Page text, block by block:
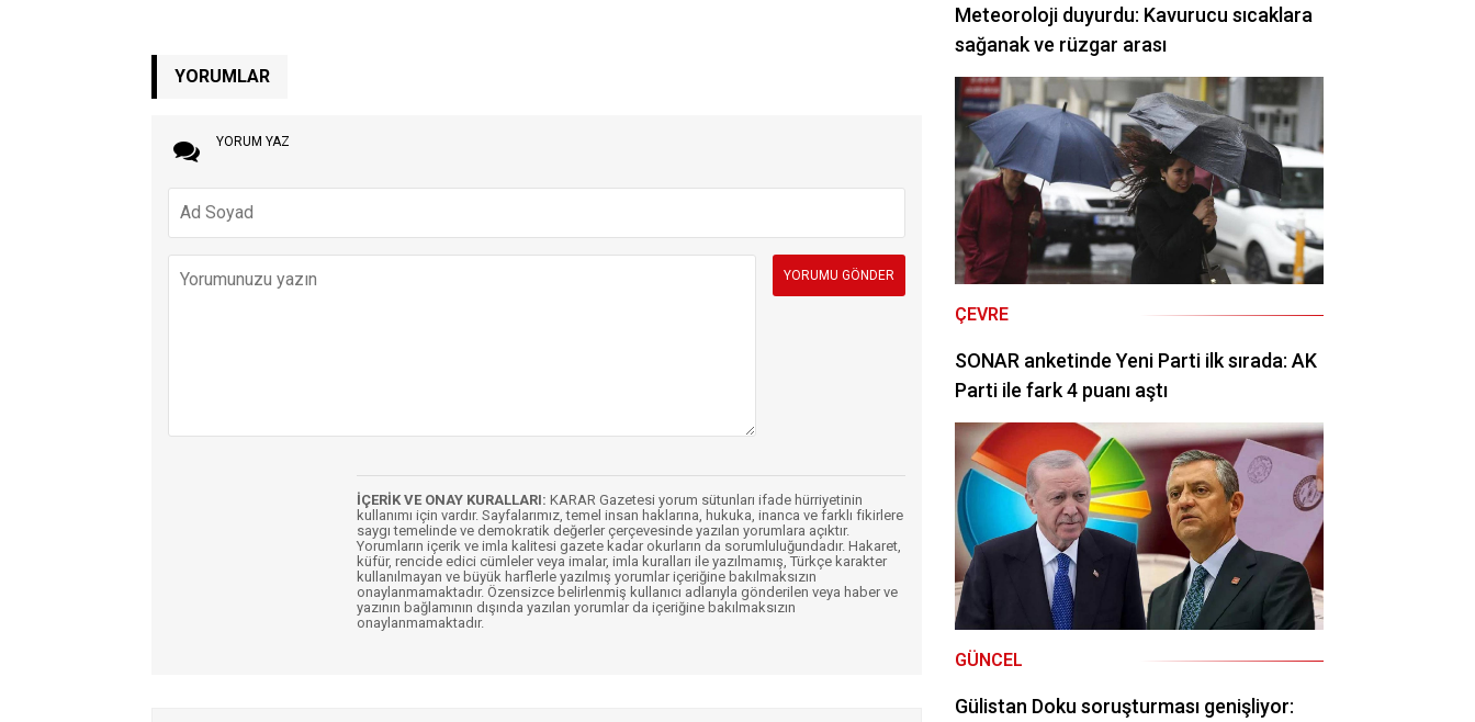
YORUMLAR
YORUM YAZ
İÇERİK VE ONAY KURALLARI: KARAR Gazetesi yorum sütunları ifade hürriyetinin
kullanımı için vardır. Sayfalarımız, temel insan haklarına, hukuka, inanca ve farklı fikirlere
saygı temelinde ve demokratik değerler çerçevesinde yazılan yorumlara açıktır.
Yorumların içerik ve imla kalitesi gazete kadar okurların da sorumluluğundadır. Hakaret,
küfür, rencide edici cümleler veya imalar, imla kuralları ile yazılmamış, Türkçe karakter
kullanılmayan ve büyük harflerle yazılmış yorumlar içeriğine bakılmaksızın
onaylanmamaktadır. Özensizce belirlenmiş kullanıcı adlarıyla gönderilen veya haber ve
yazının bağlamının dışında yazılan yorumlar da içeriğine bakılmaksızın
onaylanmamaktadır.
Meteoroloji duyurdu: Kavurucu sıcaklara
sağanak ve rüzgar arası
ÇEVRE
SONAR anketinde Yeni Parti ilk sırada: AK
Parti ile fark 4 puanı aştı
GÜNCEL
Gülistan Doku soruşturması genişliyor: